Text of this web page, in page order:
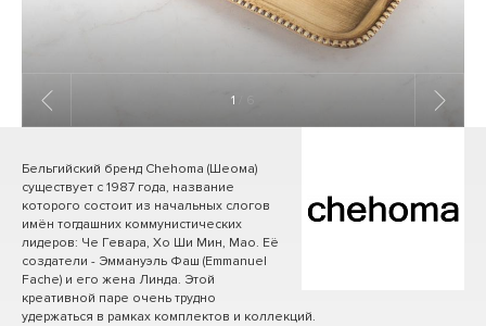
1
Бельгийский бренд Chehoma (Шеома)
существует с 1987 года, название
которого состоит из начальных слогов
имён тогдашних коммунистических
лидеров: Че Гевара, Хо Ши Мин, Мао. Её
создатели - Эммануэль Фаш (Emmanuel
Fache) и его жена Линда. Этой
креативной паре очень трудно
удержаться в рамках комплектов и коллекций.